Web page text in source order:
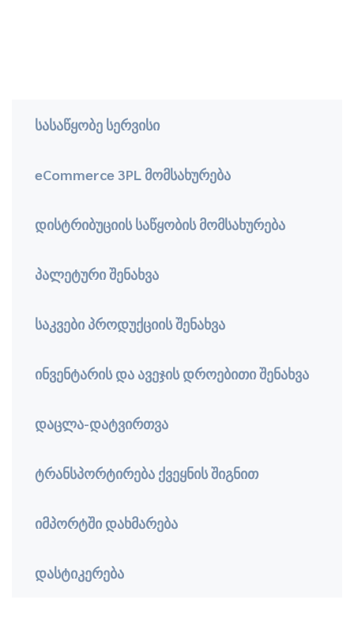
სასაწყობე სერვისი
eCommerce 3PL მომსახურება
დისტრიბუციის საწყობის მომსახურება
პალეტური შენახვა
საკვები პროდუქციის შენახვა
ინვენტარის და ავეჯის დროებითი შენახვა
დაცლა-დატვირთვა
ტრანსპორტირება ქვეყნის შიგნით
იმპორტში დახმარება
დასტიკერება